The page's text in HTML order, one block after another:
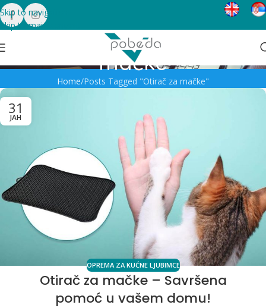
Skip to navigation
Skip to main content
Tag Archives: Otirač za
mačke
Home Posts Tagged "Otirač za mačke"
31
ЈАН
OPREMA ZA KUĆNE LJUBIMCE
Otirač za mačke – Savršena
pomoć u vašem domu!